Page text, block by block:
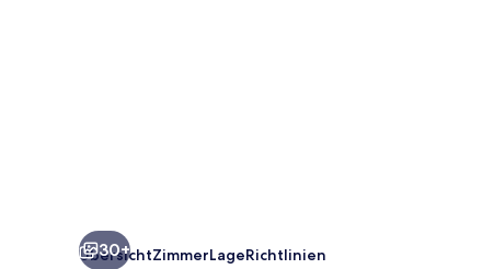
30+
ÜbersichtZimmerLageRichtlinien